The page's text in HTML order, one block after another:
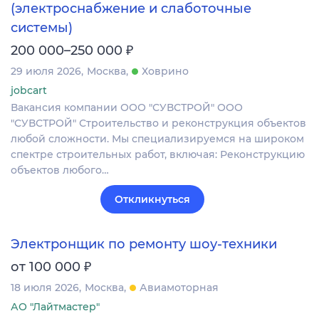
(электроснабжение и слаботочные
системы)
200 000–250 000 ₽
29 июля 2026 Москва
Ховрино
jobcart
Вакансия компании ООО "СУВСТРОЙ" ООО
"СУВСТРОЙ" Строительство и реконструкция объектов
любой сложности. Мы специализируемся на широком
спектре строительных работ, включая: Реконструкцию
объектов любого…
Откликнуться
Электронщик по ремонту шоу-техники
от 100 000 ₽
18 июля 2026 Москва
Авиамоторная
АО "Лайтмастер"